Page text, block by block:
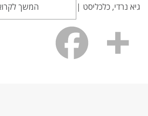
גיא נרדי, כלכליסט | המשך